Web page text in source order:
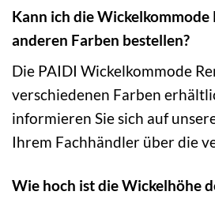
Kann ich die Wickelkommode
anderen Farben bestellen?
Die PAIDI Wickelkommode
verschiedenen Farben
informieren Sie sich auf
Ihrem Fachhändler über die
Wie hoch ist die Wickelhöhe